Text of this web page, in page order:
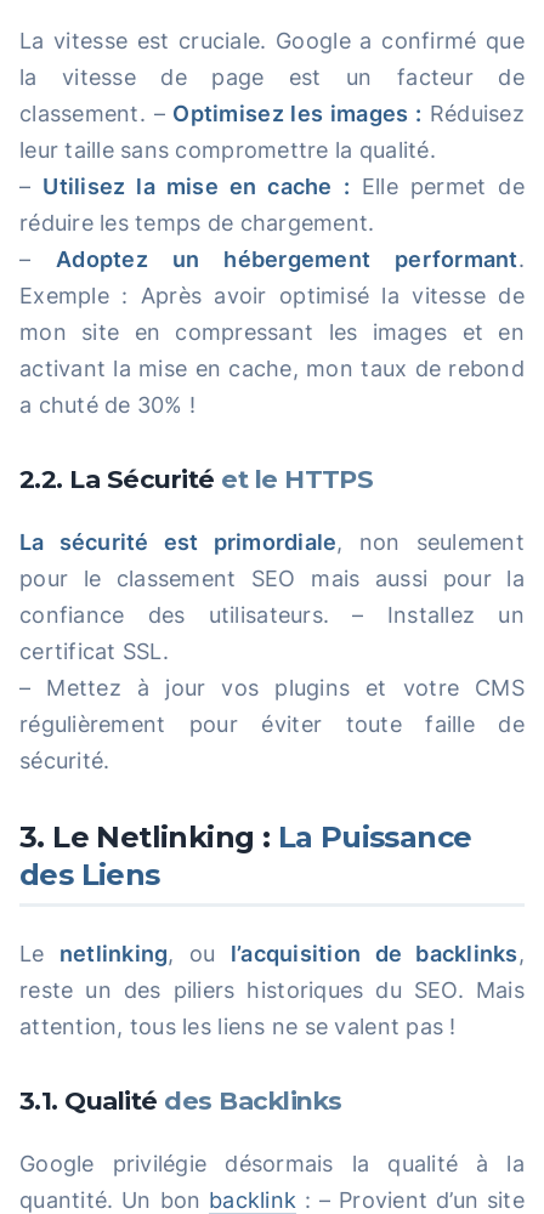
La vitesse est cruciale. Google a confirmé que
la vitesse de page est un facteur de
classement. – Optimisez les images : Réduisez
leur taille sans compromettre la qualité.
– Utilisez la mise en cache : Elle permet de
réduire les temps de chargement.
– Adoptez un hébergement performant.
Exemple : Après avoir optimisé la vitesse de
mon site en compressant les images et en
activant la mise en cache, mon taux de rebond
a chuté de 30% !
2.2. La Sécurité et le HTTPS
La sécurité est primordiale, non seulement
pour le classement SEO mais aussi pour la
confiance des utilisateurs. – Installez un
certificat SSL.
– Mettez à jour vos plugins et votre CMS
régulièrement pour éviter toute faille de
sécurité.
3. Le Netlinking : La Puissance
des Liens
Le netlinking, ou l’acquisition de backlinks,
reste un des piliers historiques du SEO. Mais
attention, tous les liens ne se valent pas !
3.1. Qualité des Backlinks
Google privilégie désormais la qualité à la
quantité. Un bon backlink : – Provient d’un site